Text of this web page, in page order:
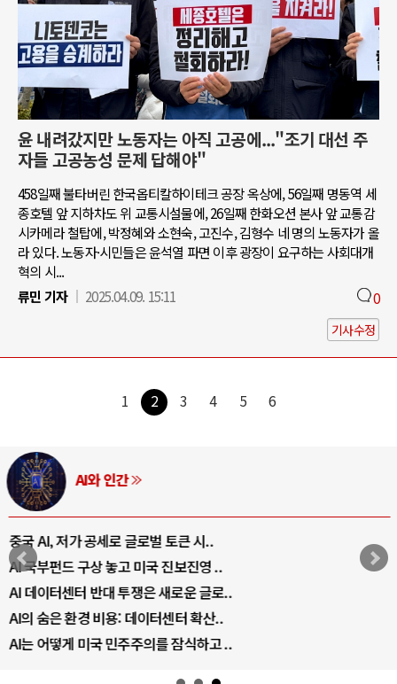
윤 내려갔지만 노동자는 아직 고공에..."조기 대선 주
자들 고공농성 문제 답해야"
458일째 불타버린 한국옵티칼하이테크 공장 옥상에, 56일째 명동역 세
종호텔 앞 지하차도 위 교통시설물에, 26일째 한화오션 본사 앞 교통감
시카메라 철탑에, 박정혜와 소현숙, 고진수, 김형수 네 명의 노동자가 올
라 있다. 노동자·시민들은 윤석열 파면 이후 광장이 요구하는 사회대개
혁의 시...
류민 기자
2025.04.09. 15:11 0
기사수정
1 2 3 4 5 6
AI와 인간
중국 AI, 저가 공세로 글로벌 토큰 시..
AI 국부펀드 구상 놓고 미국 진보진영 ..
AI 데이터센터 반대 투쟁은 새로운 글로..
AI의 숨은 환경 비용: 데이터센터 확산..
AI는 어떻게 미국 민주주의를 잠식하고 ..